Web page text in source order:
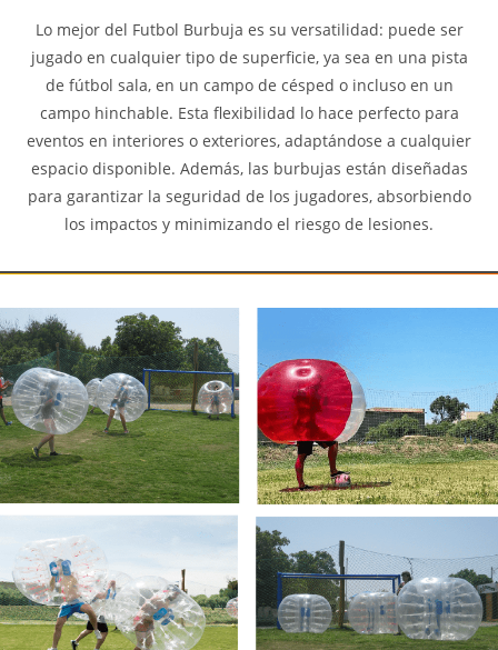
Lo mejor del Futbol Burbuja es su versatilidad: puede ser
jugado en cualquier tipo de superficie, ya sea en una pista
de fútbol sala, en un campo de césped o incluso en un
campo hinchable. Esta flexibilidad lo hace perfecto para
eventos en interiores o exteriores, adaptándose a cualquier
espacio disponible. Además, las burbujas están diseñadas
para garantizar la seguridad de los jugadores, absorbiendo
los impactos y minimizando el riesgo de lesiones.